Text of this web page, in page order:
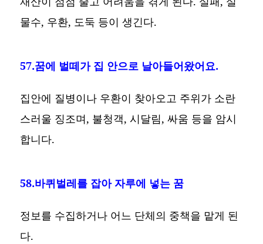
물수, 우환, 도둑 등이 생긴다.
57.꿈에 벌떼가 집 안으로 날아들어왔어요.
집안에 질병이나 우환이 찾아오고 주위가 소란
스러울 징조며, 불청객, 시달림, 싸움 등을 암시
합니다.
58.바퀴벌레를 잡아 자루에 넣는 꿈
정보를 수집하거나 어느 단체의 중책을 맡게 된
다.